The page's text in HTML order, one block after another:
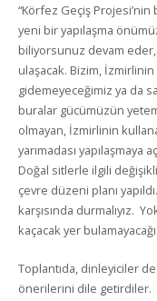
“Körfez Geçiş
yeni bir yapılaşma
biliyorsunuz devam eder,
ulaşacak. Bizim,
gidemeyeceğimiz ya da
buralar gücümüzün
olmayan, İzmirlinin
yarımadası yapılaşmaya
Doğal sitlerle ilgili
çevre düzeni planı
karşısında durmalıyız.
kaçacak yer
Toplantıda, dinleyiciler
önerilerini dile getirdiler.